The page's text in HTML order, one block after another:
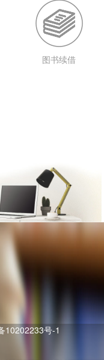
图书续借
号-1